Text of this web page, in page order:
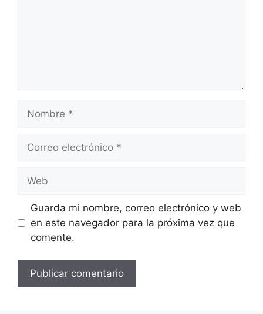
electrónico
Guarda mi nombre, correo electrónico y web
en este navegador para la próxima vez que
comente.